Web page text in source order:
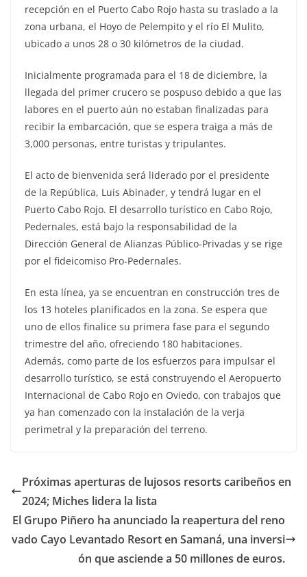
recepción en el Puerto Cabo Rojo hasta su traslado a la
zona urbana, el Hoyo de Pelempito y el río El Mulito,
ubicado a unos 28 o 30 kilómetros de la ciudad.
Inicialmente programada para el 18 de diciembre, la
llegada del primer crucero se pospuso debido a que las
labores en el puerto aún no estaban finalizadas para
recibir la embarcación, que se espera traiga a más de
3,000 personas, entre turistas y tripulantes.
El acto de bienvenida será liderado por el presidente
de la República, Luis Abinader, y tendrá lugar en el
Puerto Cabo Rojo. El desarrollo turístico en Cabo Rojo,
Pedernales, está bajo la responsabilidad de la
Dirección General de Alianzas Público-Privadas y se rige
por el fideicomiso Pro-Pedernales.
En esta línea, ya se encuentran en construcción tres de
los 13 hoteles planificados en la zona. Se espera que
uno de ellos finalice su primera fase para el segundo
trimestre del año, ofreciendo 180 habitaciones.
Además, como parte de los esfuerzos para impulsar el
desarrollo turístico, se está construyendo el Aeropuerto
Internacional de Cabo Rojo en Oviedo, con trabajos que
ya han comenzado con la instalación de la verja
perimetral y la preparación del terreno.
Próximas aperturas de lujosos resorts caribeños en
2024; Miches lidera la lista
El Grupo Piñero ha anunciado la reapertura del reno
vado Cayo Levantado Resort en Samaná, una inversi
ón que asciende a 50 millones de euros.